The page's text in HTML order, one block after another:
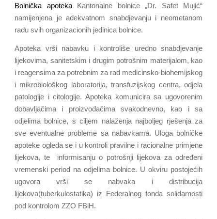
Bolnička apotekaKantonalne bolnice „Dr. Safet Mujić“
namijenjena je adekvatnom snabdjevanju i neometanom
radu svih organizacionih jedinica bolnice.
Apoteka vrši nabavku i kontroliše uredno snabdjevanje
lijekovima, sanitetskim i drugim potrošnim materijalom, kao
i reagensima za potrebnim za rad medicinsko-biohemijskog
i mikrobiološkog laboratorija, transfuzijskog centra, odjela
patologije i citologije. Apoteka komunicira sa ugovorenim
dobavljačima i proizvođačima svakodnevno, kao i sa
odjelima bolnice, s ciljem nalaženja najboljeg rješenja za
sve eventualne probleme sa nabavkama. Uloga bolničke
apoteke ogleda se i u kontroli pravilne i racionalne primjene
lijekova, te informisanju o potrošnji lijekova za određeni
vremenski period na odjelima bolnice. U okviru postojećih
ugovora vrši se nabvaka i distribucija
lijekova(tuberkulostatika) iz Federalnog fonda solidarnosti
pod kontrolom ZZO FBiH.